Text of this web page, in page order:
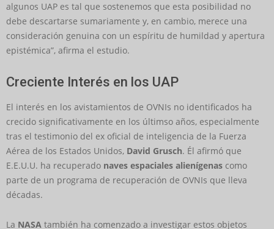
algunos UAP es tal que sostenemos que esta posibilidad no
debe descartarse sumariamente y, en cambio, merece una
consideración genuina con un espíritu de humildad y apertura
epistémica”, afirma el estudio.
Creciente Interés en los UAP
El interés en los avistamientos de OVNIs no identificados ha
crecido significativamente en los últimso años, especialmente
tras el testimonio del ex oficial de inteligencia de la Fuerza
Aérea de los Estados Unidos, David Grusch. Él afirmó que
E.E.U.U. ha recuperado naves espaciales alienígenas como
parte de un programa de recuperación de OVNIs que lleva
décadas.
La NASA también ha comenzado a investigar estos objetos